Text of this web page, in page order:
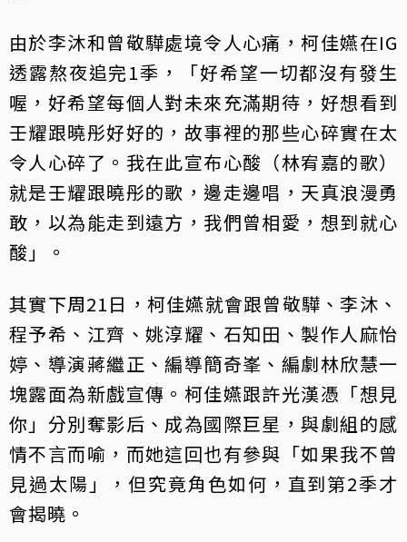
由於李沐和曾敬驊處境令人心痛，柯佳嬿在IG
透露熬夜追完1季，「好希望一切都沒有發生
喔，好希望每個人對未來充滿期待，好想看到
壬耀跟曉彤好好的，故事裡的那些心碎實在太
令人心碎了。我在此宣布心酸（林宥嘉的歌）
就是壬耀跟曉彤的歌，邊走邊唱，天真浪漫勇
敢，以為能走到遠方，我們曾相愛，想到就心
酸」。
其實下周21日，柯佳嬿就會跟曾敬驊、李沐、
程予希、江齊、姚淳耀、石知田、製作人麻怡
婷、導演蔣繼正、編導簡奇峯、編劇林欣慧一
塊露面為新戲宣傳。柯佳嬿跟許光漢憑「想見
你」分別奪影后、成為國際巨星，與劇組的感
情不言而喻，而她這回也有參與「如果我不曾
見過太陽」，但究竟角色如何，直到第2季才
會揭曉。